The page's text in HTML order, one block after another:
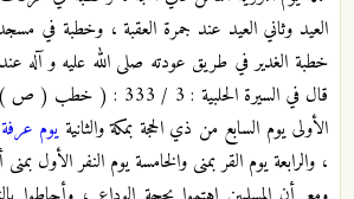
العيد وثاني العيد عند جمرة العقبة ، وخطبة في
خطبة الغدير في طريق عودته صلى الله عليه و آله
قال في السيرة الحلبية :
الأولى يوم السابع من ذي الحجة بمكة والثانيةيوم عرفة
، والرابعة يوم القر بمنى والخامسة يوم النفر الأول